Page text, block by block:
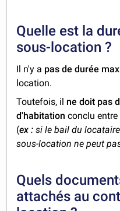
Quelle est la
sous-location ?
Il n'y a pas de durée
location.
Toutefois, il ne doit pas
d'habitation conclu
(ex : si le bail du
sous-location ne peut
Quels
attachés au